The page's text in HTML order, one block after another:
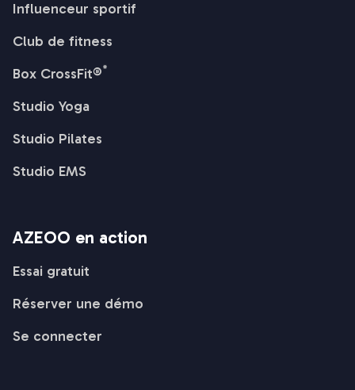
Influenceur sportif
Club de fitness
Box CrossFit®*
Studio Yoga
Studio Pilates
Studio EMS
AZEOO en action
Essai gratuit
Réserver une démo
Se connecter